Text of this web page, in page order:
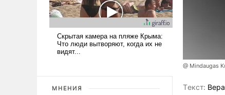
МНЕНИЯ
@ Mindaugas
Tекст: